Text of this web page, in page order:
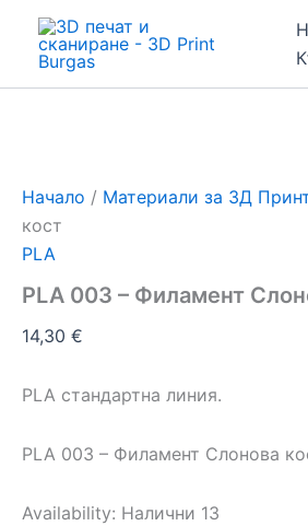
content
Начало / Материали за 3Д
кост
PLA
PLA 003 – Филамент
14,30 €
PLA стандартна линия.
PLA 003 – Филамент Слонова
Availability: Налични 13
за
PLA